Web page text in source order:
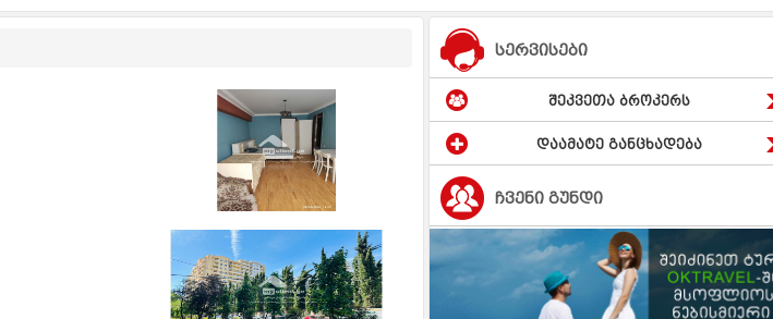
სერვისები
შეკვეთა ბროკერს
დაამატე განცხადება
ჩვენი გუნდი